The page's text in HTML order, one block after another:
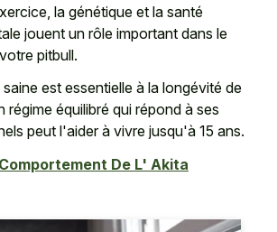
la génétique et la santé
jouent un rôle important dans le
pitbull.
est essentielle à la longévité de
régime équilibré qui répond à ses
peut l'aider à vivre jusqu'à 15 ans.
Comportement De L' Akita